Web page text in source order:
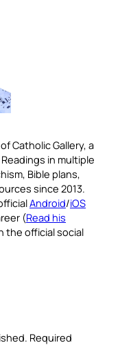
Catholic Gallery, a
in multiple
Bible plans,
since 2013.
Android/iOS
(Read his
the official social
Required